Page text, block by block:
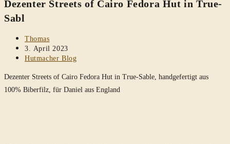
durchsuchen
Dezenter Streets of Cairo Fedora Hut in True-
Sabl
Beitrags-
Autor:
Thomas
Beitrag
veröffentlicht:
3. April 2023
Beitrags-
Hutmacher Blog
Dezenter Streets of Cairo Fedora Hut in True-Sable, handgefertigt aus
100% Biberfilz, für Daniel aus England